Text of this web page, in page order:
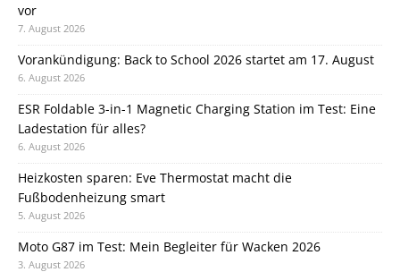
vor
7. August 2026
Vorankündigung: Back to School 2026 startet am 17. August
6. August 2026
ESR Foldable 3-in-1 Magnetic Charging Station im Test: Eine
Ladestation für alles?
6. August 2026
Heizkosten sparen: Eve Thermostat macht die
Fußbodenheizung smart
5. August 2026
Moto G87 im Test: Mein Begleiter für Wacken 2026
3. August 2026